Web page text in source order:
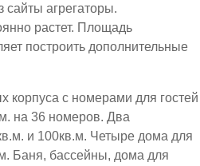
сайты агрегаторы.
растет. Площадь
построить дополнительные
корпуса с номерами для гостей
на 36 номеров. Два
и 100кв.м. Четыре дома для
Баня, бассейны, дома для